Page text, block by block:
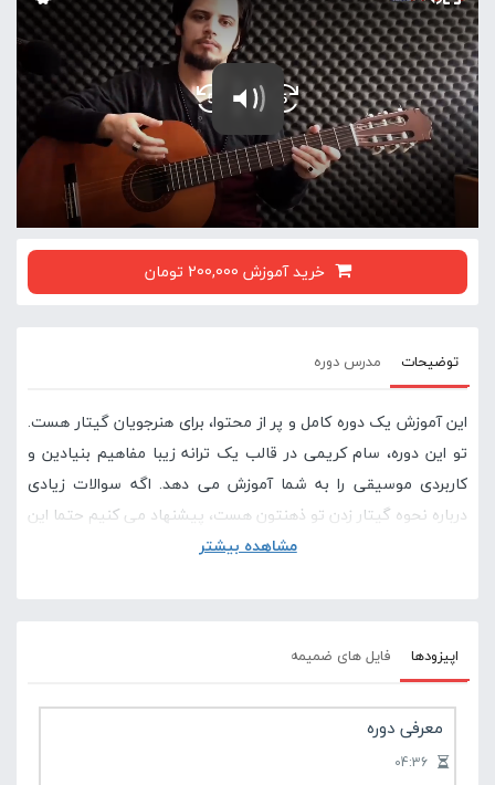
خرید آموزش 200,000 تومان
توضیحات مدرس دوره
این آموزش یک دوره کامل و پر از محتوا، برای هنرجویان گیتار هست.
تو این دوره، سام کریمی در قالب یک ترانه زیبا مفاهیم بنیادین و
کاربردی موسیقی را به شما آموزش می دهد. اگه سوالات زیادی
درباره نحوه گیتار زدن تو ذهنتون هست، پیشنهاد می کنیم حتما این
دوره رو با دقت مشاهده کنید چون با پایان این دوره کلی از سوال
کنیم دوره های پایه ای گیتار در سایت لامینور را مشاهده
کنید .
مشاهده بیشتر
اپیزودها فایل های ضمیمه
معرفی دوره